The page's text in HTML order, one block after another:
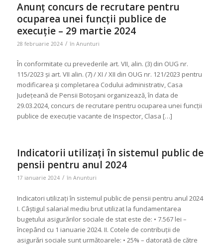
Anunț concurs de recrutare pentru
ocuparea unei funcții publice de
execuție – 29 martie 2024
28 februarie 2024 / în Anunturi
În conformitate cu prevederile art. VII, alin. (3) din OUG nr.
115/2023 și art. VII alin. (7) / XI / XII din OUG nr. 121/2023 pentru
modificarea și completarea Codului administrativ, Casa
Județeană de Pensii Botoșani organizează, în data de
29.03.2024, concurs de recrutare pentru ocuparea unei funcții
publice de execuție vacante de Inspector, Clasa […]
Indicatorii utilizaţi în sistemul public de
pensii pentru anul 2024
17 ianuarie 2024 / în Anunturi
Indicatori utilizați în sistemul public de pensii pentru anul 2024
I. Câştigul salarial mediu brut utilizat la fundamentarea
bugetului asigurărilor sociale de stat este de: • 7.567 lei –
începând cu 1 ianuarie 2024. II. Cotele de contribuţii de
asigurǎri sociale sunt următoarele: • 25% – datorată de către